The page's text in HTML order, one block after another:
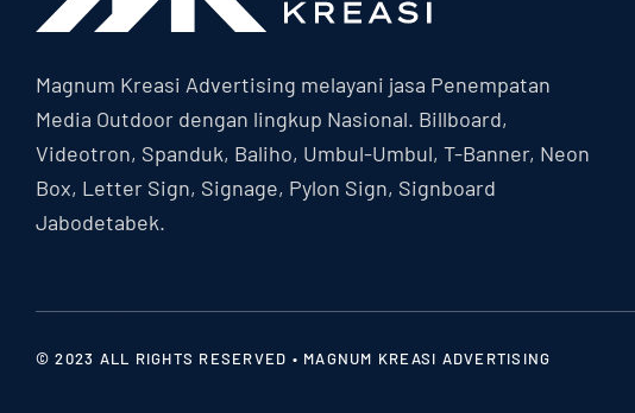
Magnum Kreasi Advertising melayani jasa Penempatan
Media Outdoor dengan lingkup Nasional. Billboard,
Videotron, Spanduk, Baliho, Umbul-Umbul, T-Banner, Neon
Box, Letter Sign, Signage, Pylon Sign, Signboard
Jabodetabek.
© 2023 ALL RIGHTS RESERVED • MAGNUM KREASI ADVERTISING